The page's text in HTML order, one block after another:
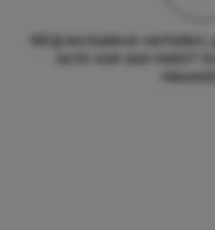
Wil jij exclusieve
echt wat aan hebt?